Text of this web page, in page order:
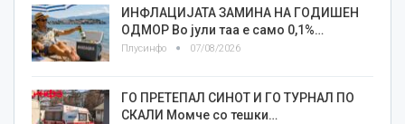
ИНФЛАЦИЈАТА ЗАМИНА НА ГОДИШЕН
ОДМОР Во јули таа е само 0,1%…
Плусинфо 07/08/2026
ГО ПРЕТЕПАЛ СИНОТ И ГО ТУРНАЛ ПО
СКАЛИ Момче со тешки…